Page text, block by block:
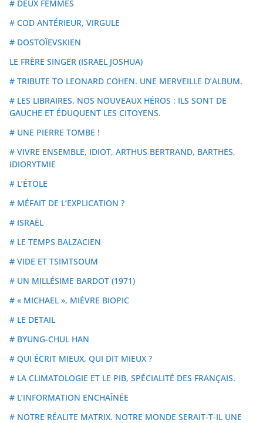
# DEUX FEMMES
# COD ANTÉRIEUR, VIRGULE
# DOSTOÏEVSKIEN
LE FRÈRE SINGER (ISRAEL JOSHUA)
# TRIBUTE TO LEONARD COHEN. UNE MERVEILLE D’ALBUM.
# LES LIBRAIRES, NOS NOUVEAUX HÉROS : ILS SONT DE
GAUCHE ET ÉDUQUENT LES CITOYENS.
# UNE PIERRE TOMBE !
# VIVRE ENSEMBLE, IDIOT, ARTHUS BERTRAND, BARTHES,
IDIORYTMIE
# L’ÉTOLE
# MÉFAIT DE L’EXPLICATION ?
# ISRAËL
# LE TEMPS BALZACIEN
# VIDE ET TSIMTSOUM
# UN MILLÉSIME BARDOT (1971)
# « MICHAEL », MIÈVRE BIOPIC
# LE DETAIL
# BYUNG-CHUL HAN
# QUI ÉCRIT MIEUX, QUI DIT MIEUX ?
# LA CLIMATOLOGIE ET LE PIB, SPÉCIALITÉ DES FRANÇAIS.
# L’INFORMATION ENCHAÎNÉE
# NOTRE RÉALITE MATRIX. NOTRE MONDE SERAIT-T-IL UNE